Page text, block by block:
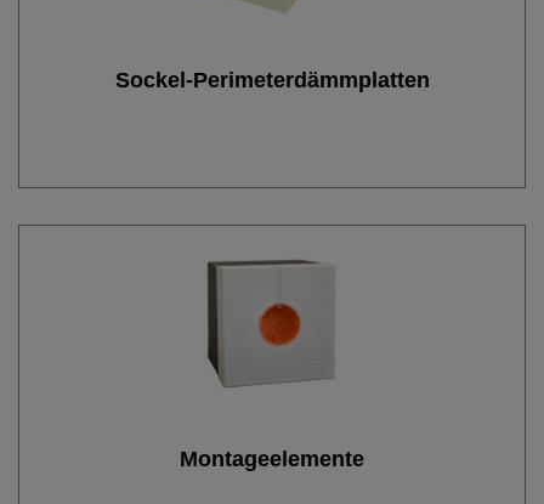
Sockel-Perimeterdämmplatten
Montageelemente